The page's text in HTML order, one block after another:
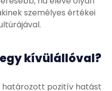
személyes értékei
kívülállóval?
határozott pozitív hatást